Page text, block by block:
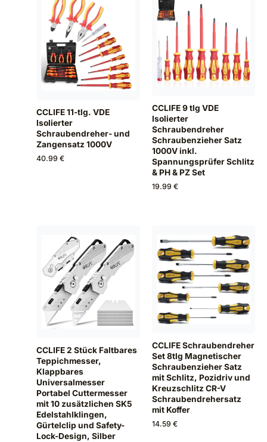
CCLIFE 11-tlg. VDE
Isolierter
Schraubendreher- und
Zangensatz 1000V
40.99 €
CCLIFE 9 tlg VDE
Isolierter
Schraubendreher
Schraubenzieher Satz
1000V inkl.
Spannungsprüfer Schlitz
& PH & PZ Set
19.99 €
CCLIFE 2 Stück Faltbares
Teppichmesser,
Klappbares
Universalmesser
Portabel Cuttermesser
mit 10 zusätzlichen SK5
Edelstahlklingen,
Gürtelclip und Safety-
Lock-Design, Silber
CCLIFE Schraubendreher
Set 8tlg Magnetischer
Schraubenzieher Satz
mit Schlitz, Pozidriv und
Kreuzschlitz CR-V
Schraubendrehersatz
mit Koffer
14.59 €